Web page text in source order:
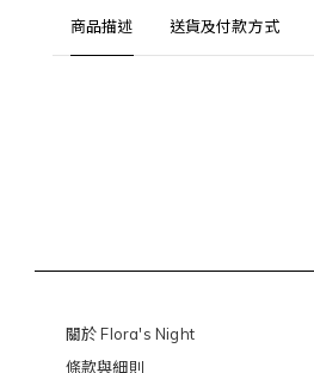
商品描述 送貨及付款方式
關於 Flora's Night
條款與細則